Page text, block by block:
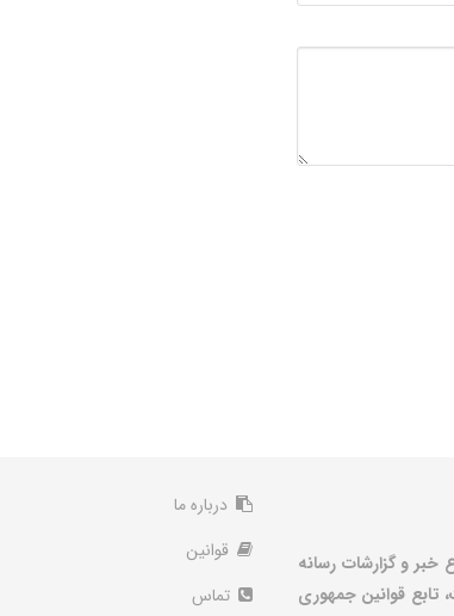
و گزارشات رسانه
قوانین جمهوری
درباره ما
قوانین
تماس